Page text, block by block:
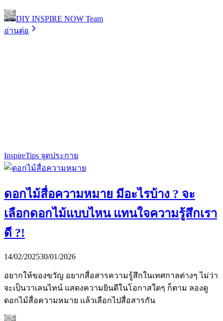
DIY INSPIRE NOW Team
อ่านต่อ
InspireTips จุดประกาย
ดอกไม้สื่อความหมาย มีอะไรบ้าง ? จะ
เลือกดอกไม้แบบไหน แทนใจความรู้สึกเรา
ดี ?!
14/02/202530/01/2026
อยากให้ของขวัญ อยากสื่อสารความรู้สึกในเทศกาลต่างๆ ไม่ว่า
จะเป็นวาเลนไทน์ แสดงความยินดีในโอกาสใดๆ ก็ตาม ลองดู
ดอกไม้สื่อความหมาย แล้วเลือกไปสื่อสารกัน